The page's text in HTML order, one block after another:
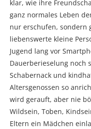
klar, wie ihre
ganz normales Leben
nur erschufen, sondern
liebenswerte kleine
Jugend lang vor
Dauerberieselung noch
Schabernack und
Altersgenossen so
wird gerauft, aber nie
Wildsein, Toben,
Eltern ein Mädchen